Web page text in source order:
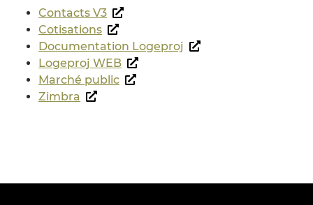
Contacts V3
Cotisations
Documentation Logeproj
Logeproj WEB
Marché public
Zimbra